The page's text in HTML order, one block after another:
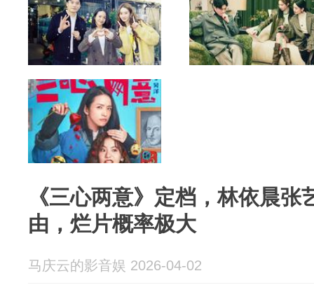
《三心两意》定档，林依晨张
由，烂片概率极大
马庆云的影音娱 2026-04-02